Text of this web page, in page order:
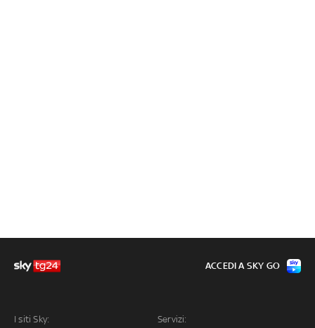
I siti Sky: Servizi:
ACCEDI A SKY GO